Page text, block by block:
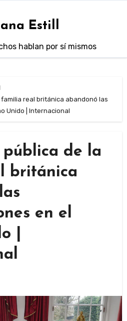
Estill
hablan por sí mismos
real británica abandonó las
Unido | Internacional
de la
británica
en el
|